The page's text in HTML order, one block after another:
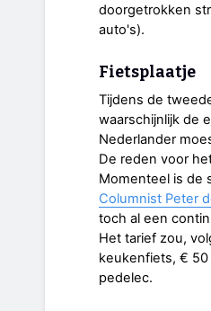
doorgetrokken
auto's).
Fietsplaatje
Tijdens de
waarschijnlijk de
Nederlander
De reden voor
Momenteel is de
Columnist Peter
toch al een
Het tarief zou,
keukenfiets, €
pedelec.